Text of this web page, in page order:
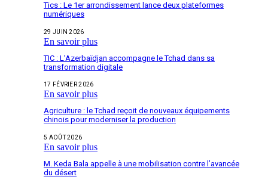
Tics : Le 1er arrondissement lance deux plateformes
numériques
29 JUIN 2026
En savoir plus
TIC : L’Azerbaïdjan accompagne le Tchad dans sa
transformation digitale
17 FÉVRIER 2026
En savoir plus
Agriculture : le Tchad reçoit de nouveaux équipements
chinois pour moderniser la production
5 AOÛT 2026
En savoir plus
M. Keda Bala appelle à une mobilisation contre l’avancée
du désert